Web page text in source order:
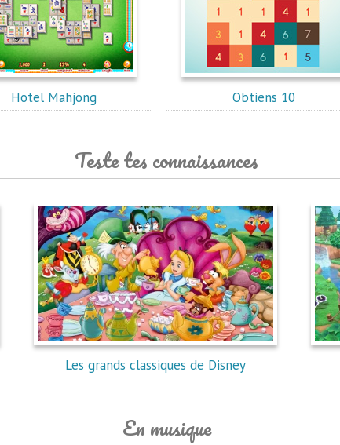
Hotel Mahjong Obtiens 10
Teste tes connaissances
Les grands classiques de Disney
En musique